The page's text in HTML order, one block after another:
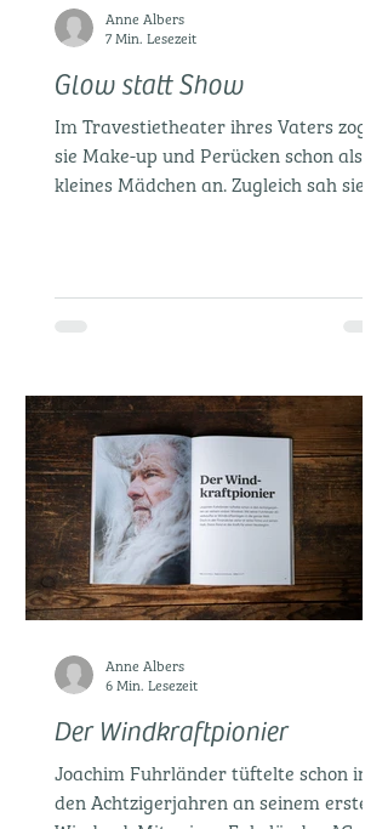
Glow statt Show
Im Travestietheater ihres Vaters zogen
sie Make-up und Perücken schon als
kleines Mädchen an. Zugleich sah sie
Anne Albers
7 Min. Lesezeit
Der Windkraftpionier
Joachim Fuhrländer tüftelte schon in
den Achtzigerjahren an seinem ersten
Anne Albers
6 Min. Lesezeit